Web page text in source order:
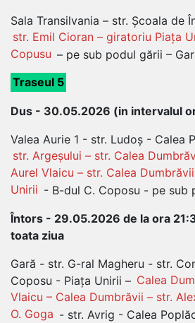
Sala Transilvania – str. Școala de
str. Emil Cioran – giratoriu Piața
Copusu – pe sub podul gării –
Traseul 5
Dus - 30.05.2026 (in intervalul
Valea Aurie 1 - str. Ludoș - Calea
str. Argeșului – str. Calea
Aurel Vlaicu – str. Calea
Unirii - B-dul C. Coposu - pe sub
Întors - 29.05.2026 de la ora
toata ziua
Gară - str. G-ral Magheru - str.
Coposu - Piața Unirii – Calea
Vlaicu – Calea Dumbrăvii – str.
O. Goga - str. Avrig - Calea